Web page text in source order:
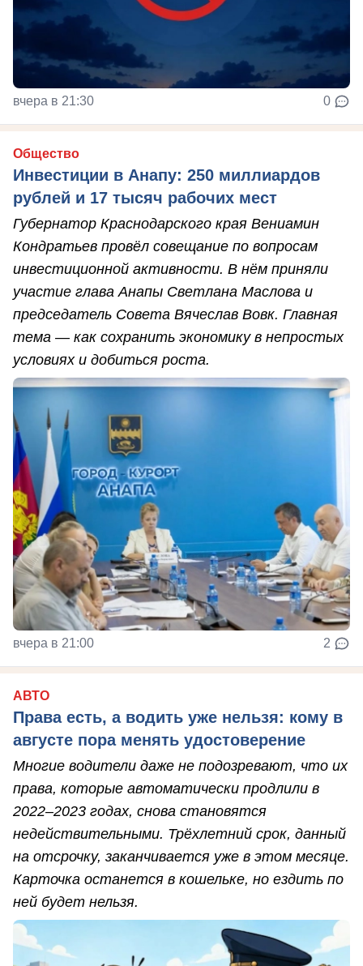
вчера в 21:30 0
Общество
Инвестиции в Анапу: 250 миллиардов
рублей и 17 тысяч рабочих мест
Губернатор Краснодарского края Вениамин
Кондратьев провёл совещание по вопросам
инвестиционной активности. В нём приняли
участие глава Анапы Светлана Маслова и
председатель Совета Вячеслав Вовк. Главная
тема — как сохранить экономику в непростых
условиях и добиться роста.
вчера в 21:00 2
АВТО
Права есть, а водить уже нельзя: кому в
августе пора менять удостоверение
Многие водители даже не подозревают, что их
права, которые автоматически продлили в
2022–2023 годах, снова становятся
недействительными. Трёхлетний срок, данный
на отсрочку, заканчивается уже в этом месяце.
Карточка останется в кошельке, но ездить по
ней будет нельзя.